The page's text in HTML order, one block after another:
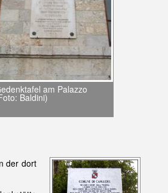
am Palazzo
Baldini)
der dort